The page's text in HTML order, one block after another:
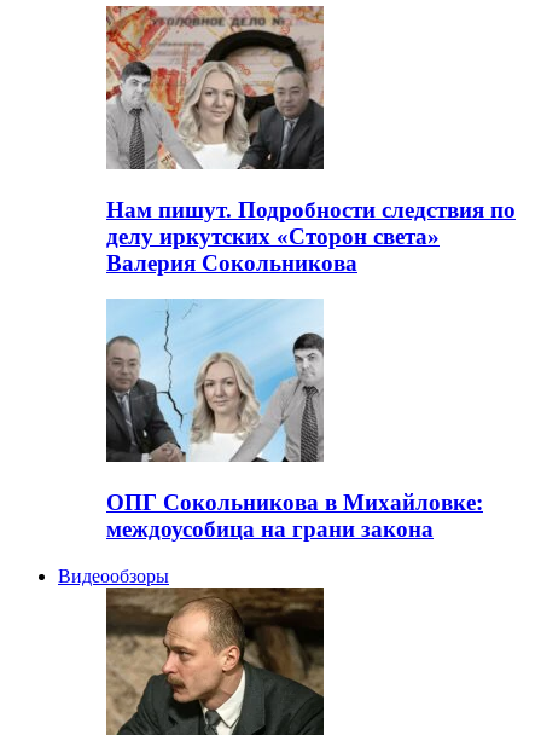
Нам пишут. Подробности следствия по
делу иркутских «Сторон света»
Валерия Сокольникова
ОПГ Сокольникова в Михайловке:
междоусобица на грани закона
Видеообзоры